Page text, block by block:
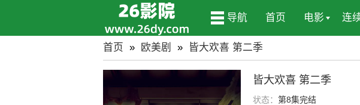
导航 首页 电影 连
首页 » 欧美剧 » 皆大欢喜 第二季
皆大欢喜 第二季
状态： 第8集完结